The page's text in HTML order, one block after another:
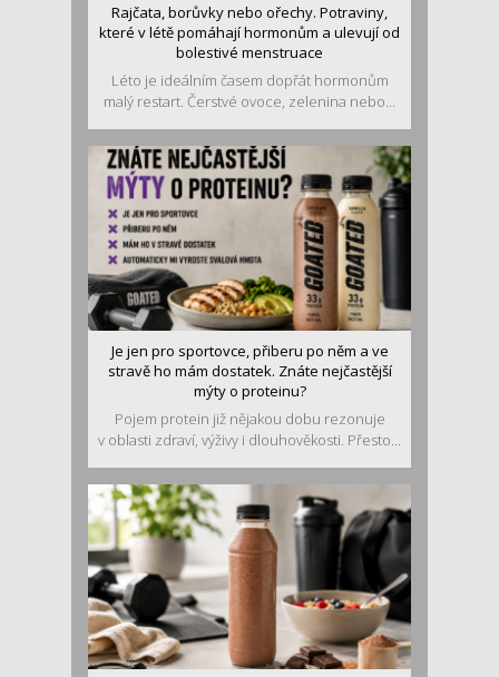
Rajčata, borůvky nebo ořechy. Potraviny,
které v létě pomáhají hormonům a ulevují od
bolestivé menstruace
Léto je ideálním časem dopřát hormonům
malý restart. Čerstvé ovoce, zelenina nebo...
Je jen pro sportovce, přiberu po něm a ve
stravě ho mám dostatek. Znáte nejčastější
mýty o proteinu?
Pojem protein již nějakou dobu rezonuje
v oblasti zdraví, výživy i dlouhověkosti. Přesto...